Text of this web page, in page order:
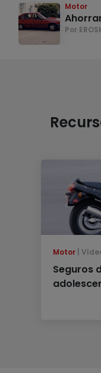
Motor
Por
Motor
Seguros